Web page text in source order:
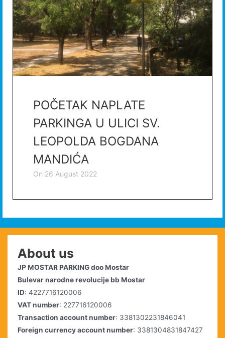
POČETAK NAPLATE
PARKINGA U ULICI SV.
LEOPOLDA BOGDANA
MANDIĆA
on 26 August 2022
About us
JP MOSTAR PARKING doo Mostar
Bulevar narodne revolucije bb Mostar
ID: 4227716120006
VAT number: 227716120006
Transaction account number: 3381302231846041
Foreign currency account number: 3381304831847427